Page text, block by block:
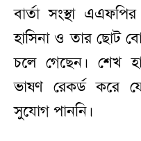
বার্তা সংস্থা
হাসিনা ও তার ছোট
চলে গেছেন। শেখ
ভাষণ রেকর্ড করে
সুযোগ পাননি।